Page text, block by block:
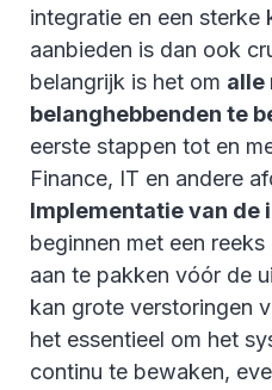
integratie en een sterke
aanbieden is dan ook
belangrijk is het om alle
belanghebbenden te
eerste stappen tot en
Finance, IT en andere
Implementatie van de
beginnen met een
aan te pakken vóór de
kan grote verstoringen
het essentieel om het
continu te bewaken,